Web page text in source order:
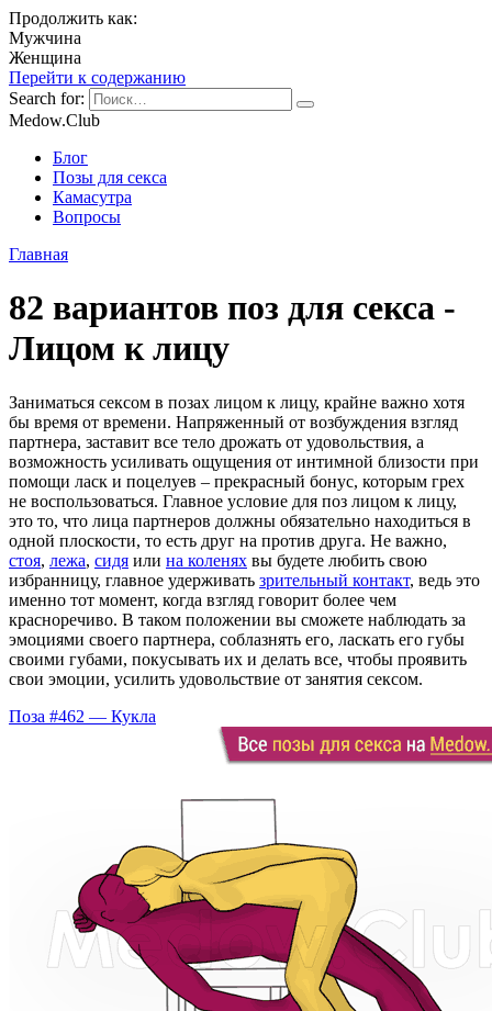
Продолжить как:
Мужчина
Женщина
Перейти к содержанию
Search for:
Medow.Club
Блог
Позы для секса
Камасутра
Вопросы
Главная
82 вариантов поз для секса -
Лицом к лицу
Заниматься сексом в позах лицом к лицу, крайне важно хотя
бы время от времени. Напряженный от возбуждения взгляд
партнера, заставит все тело дрожать от удовольствия, а
возможность усиливать ощущения от интимной близости при
помощи ласк и поцелуев – прекрасный бонус, которым грех
не воспользоваться. Главное условие для поз лицом к лицу,
это то, что лица партнеров должны обязательно находиться в
одной плоскости, то есть друг на против друга. Не важно,
стоя, лежа, сидя или на коленях вы будете любить свою
избранницу, главное удерживать зрительный контакт, ведь это
именно тот момент, когда взгляд говорит более чем
красноречиво. В таком положении вы сможете наблюдать за
эмоциями своего партнера, соблазнять его, ласкать его губы
своими губами, покусывать их и делать все, чтобы проявить
свои эмоции, усилить удовольствие от занятия сексом.
Поза #462 — Кукла